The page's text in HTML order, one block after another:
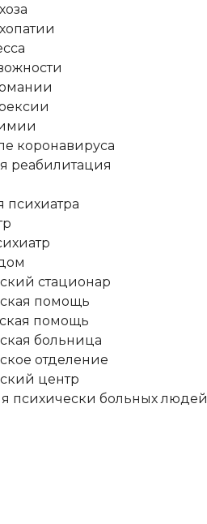
коронавируса
реабилитация
психиатра
стационар
помощь
помощь
больница
отделение
центр
психически больных людей